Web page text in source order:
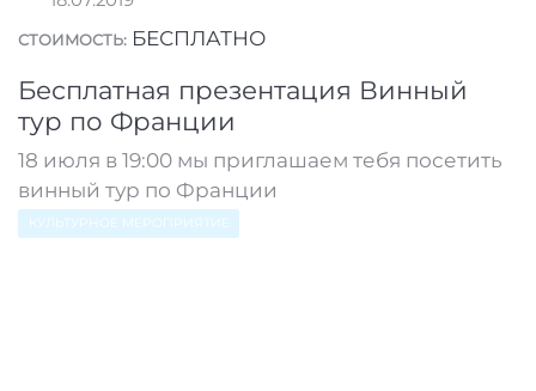
СТОИМОСТЬ: БЕСПЛАТНО
Бесплатная презентация Винный
тур по Франции
18 июля в 19:00 мы приглашаем тебя посетить
винный тур по Франции
КУЛЬТУРНОЕ МЕРОПРИЯТИЕ